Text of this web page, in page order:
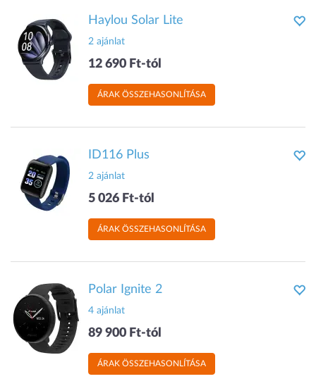
Haylou Solar Lite
2 ajánlat
12 690 Ft-tól
ÁRAK ÖSSZEHASONLÍTÁSA
ID116 Plus
2 ajánlat
5 026 Ft-tól
ÁRAK ÖSSZEHASONLÍTÁSA
Polar Ignite 2
4 ajánlat
89 900 Ft-tól
ÁRAK ÖSSZEHASONLÍTÁSA